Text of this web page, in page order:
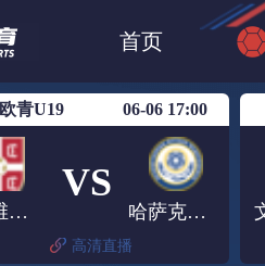
首页
日
欧青U19 06-06 17:00
塞尔维亚U19
VS
哈萨克斯坦U19
高清直播